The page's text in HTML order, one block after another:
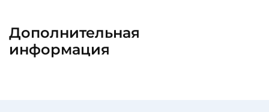
Дополнительная
информация